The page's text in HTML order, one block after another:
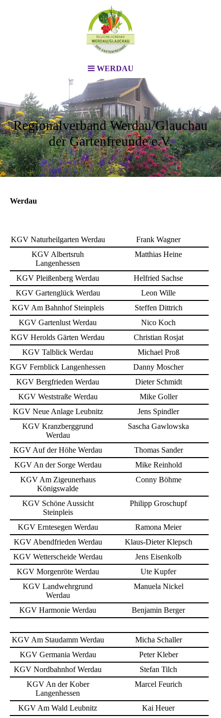
WERDAU
Regionalverband Werdau/Glauchau
der Gartenfreunde e.V.
Werdau
KGV Naturheilgarten Werdau
Frank Wagner
KGV Albertsruh
Langenhessen
Matthias Heine
KGV Pleißenberg Werdau
Helfried Sachse
KGV Gartenglück Werdau
Leon Wille
KGV Am Bahnhof Steinpleis
Steffen Dittrich
KGV Gartenlust Werdau
Nico Koch
KGV Herolds Gärten Werdau
Christian Rosjat
KGV Talblick Werdau
Michael Proß
KGV Fernblick Langenhessen
Danny Moscher
KGV Bergfrieden Werdau
Dieter Schmidt
KGV Weststraße Werdau
Mike Goller
KGV Neue Anlage Leubnitz
Jens Spindler
KGV Kranzberggrund
Werdau
Sascha Gawlowska
KGV Auf der Höhe Werdau
Thomas Sander
KGV An der Sorge Werdau
Mike Reinhold
KGV Am Zigeunerhaus
Königswalde
Conny Böhme
KGV Schöne Aussicht
Steinpleis
Philipp Groschupf
KGV Erntesegen Werdau
Ramona Meier
KGV Abendfrieden Werdau
Klaus-Dieter Klepsch
KGV Wetterscheide Werdau
Jens Eisenkolb
KGV Morgenröte Werdau
Ute Kupfer
KGV Landwehrgrund
Werdau
Manuela Nickel
KGV Harmonie Werdau Benjamin Berger
KGV Am Staudamm Werdau
Micha Schaller
KGV Germania Werdau
Peter Kleber
KGV Nordbahnhof Werdau
Stefan Tilch
KGV An der Kober
Langenhessen
Marcel Feurich
KGV Am Wald Leubnitz
Kai Heuer